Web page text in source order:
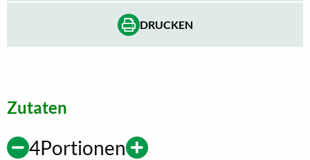
DRUCKEN
Zutaten
4Portionen